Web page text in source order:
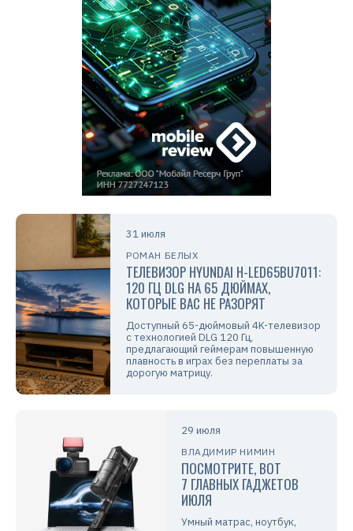
31 июля
РОМАН БЕЛЫХ
ТЕЛЕВИЗОР HYUNDAI H-LED65BU7011:
120 ГЦ DLG НА 65 ДЮЙМАХ,
КОТОРЫЕ ВАС НЕ РАЗОРЯТ
Доступный 65-дюймовый 4K-телевизор
с технологией DLG 120 Гц,
предлагающий геймерам повышенную
плавность в играх без переплаты за
дорогую матрицу.
29 июля
ВЛАДИМИР НИМИН
ПОСМОТРИТЕ, ВОТ
7 ГЛАВНЫХ ГАДЖЕТОВ
ИЮЛЯ
Умный матрас, ноутбук,